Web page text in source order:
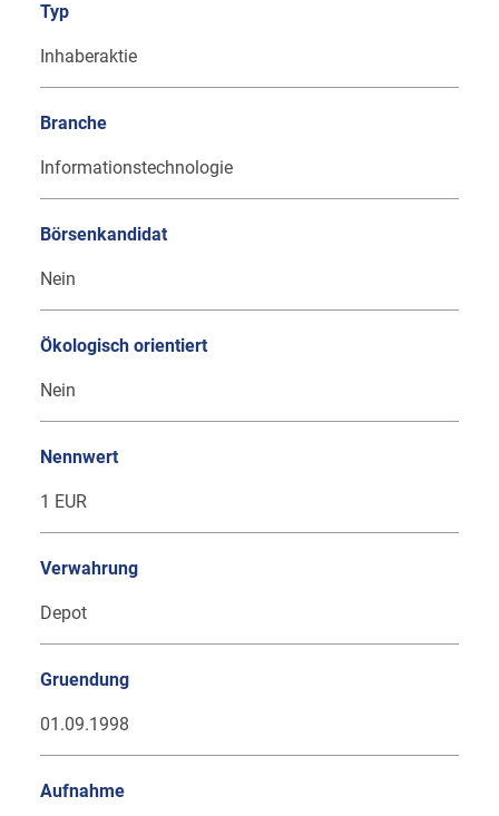
Typ
Inhaberaktie
Branche
Informationstechnologie
Börsenkandidat
Nein
Ökologisch orientiert
Nein
Nennwert
1 EUR
Verwahrung
Depot
Gruendung
01.09.1998
Aufnahme